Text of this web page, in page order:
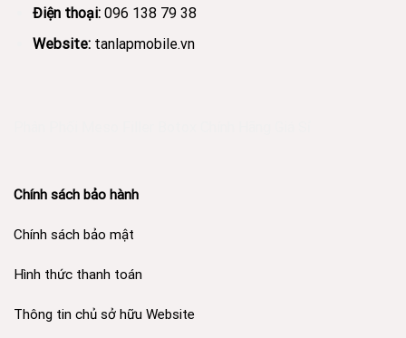
Điện thoại: 096 138 79 38
Website: tanlapmobile.vn
Chính sách bảo hành
Chính sách bảo mật
Hình thức thanh toán
Thông tin chủ sở hữu Website